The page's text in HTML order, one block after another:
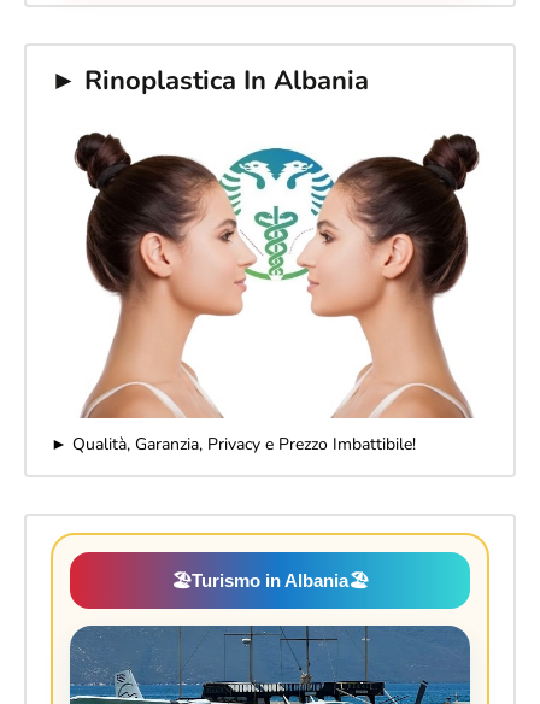
► Rinoplastica In Albania
► Qualità, Garanzia, Privacy e Prezzo Imbattibile!
🏖️Turismo in Albania🏖️